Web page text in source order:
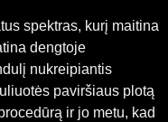
spektras, kurį maitina
dengtoje
nukreipiantis
paviršiaus plotą
ir jo metu, kad